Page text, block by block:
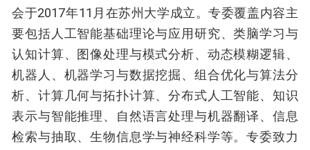
会于2017年11月在苏州大学成立。专委覆盖内容主
要包括人工智能基础理论与应用研究、类脑学习与
认知计算、图像处理与模式分析、动态模糊逻辑、
机器人、机器学习与数据挖掘、组合优化与算法分
析、计算几何与拓扑计算、分布式人工智能、知识
表示与智能推理、自然语言处理与机器翻译、信息
检索与抽取、生物信息学与神经科学等。专委致力